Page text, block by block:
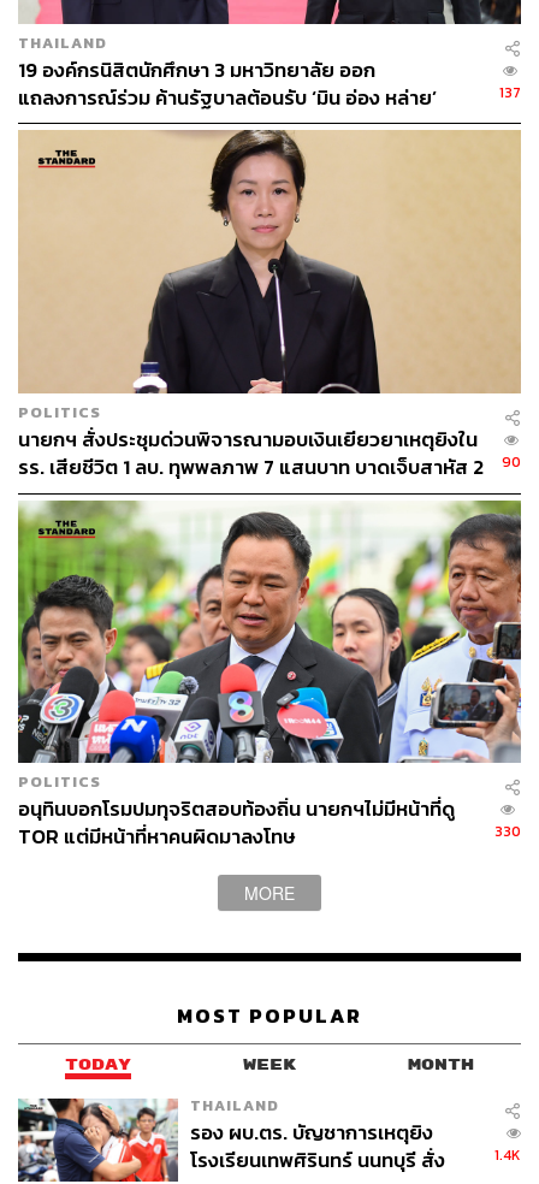
นายกรัฐมนตรีคนนอกได้
ส่วนหากมีการเลือกนายกรัฐมนตรีคนใหม่จากพรรคเพื่อไทย
ตามเดิม ก็ต้องปล่อยให้เป็นไปตามวิถีทาง แต่บังเอิญว่าพรรค
ฝ่ายค้านหรือพรรคประชาชนไม่ได้อยู่ในรายชื่อแคนดิเดตนา
ยกรัฐมนตรีแล้ว เพราะมีการเสนอมาเพียงชื่อเดียว แต่หาก
สุดท้ายเป็นเหมือนกรณีของ ยิ่งลักษณ์ ชินวัตร อดีตนายก
รัฐมนตรี ที่เมื่อบริหารราชการไปแล้วมีปัญหา ประชาชนก็จะ
นพ.ตุลย์ชี้ว่า ตอนนี้จะเห็นว่าหลายคนจากพรรคฝ่ายค้านและ
ผู้เกี่ยวข้อง ทั้งแกนนำคณะก้าวหน้า เช่น ธนาธร จึงรุ่งเรือง
กิจ, ปิยบุตร แสงกนกกุล, พรรณิการ์ วานิช หรือ ณัฐพงษ์ เรือง
ปัญญาวุฒิ หัวหน้าพรรคประชาชน, รังสิมันต์ โรม รอง
หัวหน้าพรรคประชาชน ออกมาพูดคำว่านิติสงครามกันมาก
ส่วนตัวจึงคิดว่า นิติสงครามเป็นเครื่องมือของภาคประชาชน
ที่จะดำเนินการกับนักการเมืองที่ทำไม่ถูกต้อง เราก็เหลือแต่
เครื่องมืออย่างนี้
“ขอบอกว่าหากนักการเมืองหรือรัฐบาลทำหน้าที่ได้อย่างถูก
ต้อง ก็ไม่ต้องกลัวนิติสงครามใดๆ ไม่มีอะไรระคายผิวคุณได้
ถึงยื่นไป ศาล คณะกรรมการป้องกันและปราบปรามการ
ทุจริตแห่งชาติ (ป.ป.ช.), กกต. เขาก็ไม่ลงโทษคุณ เพราะ
ฉะนั้น รัฐบาลหรือนักการเมืองท่านใดก็ตาม กรุณาอย่าห่วง
เรื่องนิติสงคราม กรุณาทำหน้าที่ตามที่ท่านได้อาสาเข้ามา
รับใช้ประเทศชาติและประชาชนอย่างแท้จริง ตามที่คุณกล่าว
อ้างตอนหาเสียง คุณไม่ต้องห่วงการที่ประชาชนจะใช้นิติ
สงครามได้ มีอยู่กรณีเดียวคือคุณทำหน้าที่ไม่ถูกต้องอย่าง
ร้ายแรง” นพ.ตุลย์ ทิ้งท้าย
ตุลาการศาลรัฐธรรมนูญ
เกาะติดวิกฤตการเมือง
นายกรัฐมนตรี
แพทองธาร ชินวัตร
รัฐมนตรี
THAILAND
19 องค์กรนิสิตนักศึกษา 3 มหาวิทยาลัย ออก
แถลงการณ์ร่วม ค้านรัฐบาลต้อนรับ ‘มิน อ่อง หล่าย’
137
POLITICS
นายกฯ สั่งประชุมด่วนพิจารณามอบเงินเยียวยาเหตุยิงใน
รร. เสียชีวิต 1 ลบ. ทุพพลภาพ 7 แสนบาท บาดเจ็บสาหัส 2
แสนบาท บาดเจ็บเล็กน้อย 1 แสนบาท
90
POLITICS
อนุทินบอกโรมปมทุจริตสอบท้องถิ่น นายกฯไม่มีหน้าที่ดู
TOR แต่มีหน้าที่หาคนผิดมาลงโทษ
330
MORE
MOST POPULAR
TODAY WEEK MONTH
THAILAND
รอง ผบ.ตร. บัญชาการเหตุยิง
โรงเรียนเทพศิรินทร์ นนทบุรี สั่ง
1.4K